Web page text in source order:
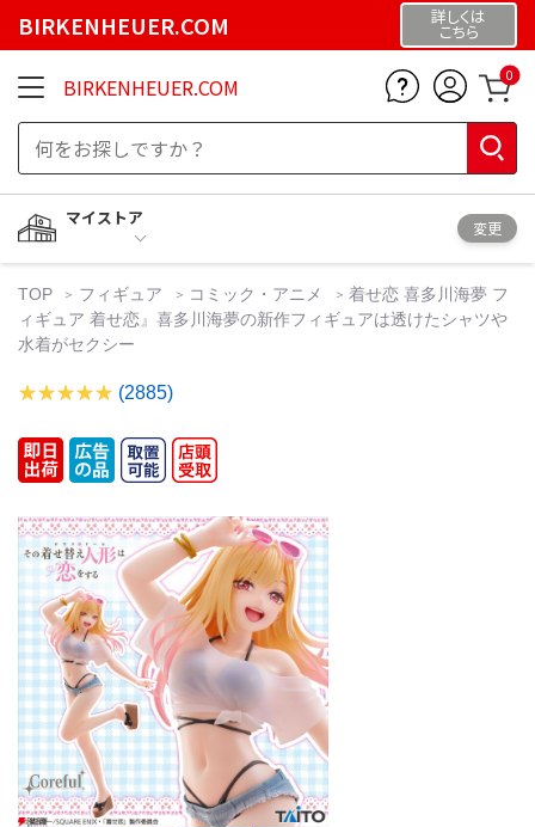
BIRKENHEUER.COM 詳しくは
こちら
BIRKENHEUER.COM 0
マイストア
変更
TOP フィギュア コミック・アニメ
着せ恋 喜多川海夢 フ
ィギュア 着せ恋』喜多川海夢の新作フィギュアは透けたシャツや
水着がセクシー
(2885)